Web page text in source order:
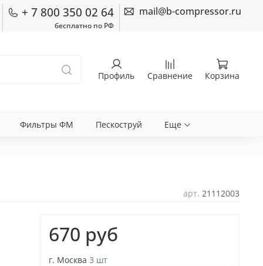
+ 7 800 350 02 64
бесплатно по РФ
mail@b-compressor.ru
Профиль Сравнение Корзина
Фильтры ФМ Пескоструй Еще
арт. 21112003
670 руб
г. Москва 3 шт